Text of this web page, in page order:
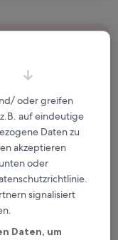
Mitglieder
zwei Wochen
oder greifen
auf eindeutige
Daten zu
akzeptieren
oder
signalisiert
Daten, um